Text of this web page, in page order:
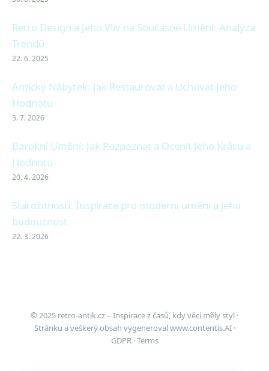
Retro Design a Jeho Vliv na Současné Umění: Analýza
Trendů
22. 6. 2025
Antický Nábytek: Jak Restaurovat a Uchovat Jeho
Hodnotu
3. 7. 2026
Barokní Umění: Jak Rozpoznat a Ocenit Jeho Krásu a
Hodnotu
20. 4. 2026
Starožitnosti: Inspirace pro moderní umění a jeho
budoucnost
22. 3. 2026
© 2025 retro-antik.cz – Inspirace z časů, kdy věci měly styl ·
Stránku a veškerý obsah vygenerovalwww.contentis.AI·
GDPR·Terms